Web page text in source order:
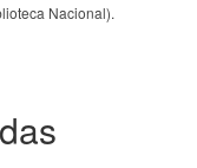
Nacional).